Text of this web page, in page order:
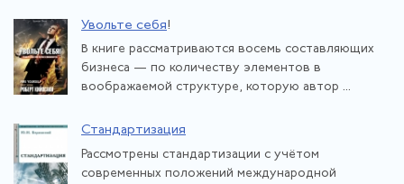
Увольте себя!
В книге рассматриваются восемь составляющих
бизнеса — по количеству элементов в
воображаемой структуре, которую автор ...
Стандартизация
Рассмотрены стандартизации с учётом
современных положений международной